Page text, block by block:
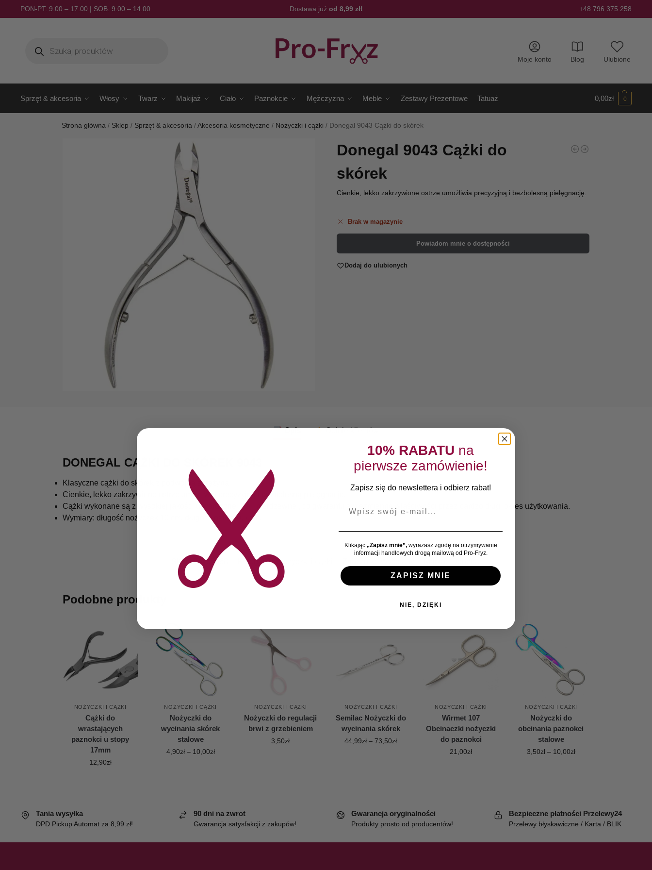
PON-PT: 9:00 – 17:00 | SOB: 9:00 – 14:00 Dostawa już od 8,99 zł! +48 796 375 258
Moje konto Blog Ulubione
Sprzęt & akcesoria Włosy Twarz Makijaż Ciało Paznokcie Mężczyzna Meble Zestawy Prezentowe Tatuaż 0,00zł 0
Strona główna / Sklep / Sprzęt & akcesoria /Akcesoria kosmetyczne / Nożyczki i cążki / Donegal 9043 Cążki do skórek
Donegal 9043 Cążki do
skórek
Cienkie, lekko zakrzywione ostrze umożliwia precyzyjną i bezbolesną pielęgnację.
Brak w magazynie
Powiadom mnie o dostępności
Dodaj do ulubionych
Opis Opinie klientów
DONEGAL CĄŻKI DO SKÓREK 9043
Klasyczne cążki do skórek z podwójną sprężyną.
Cienkie, lekko zakrzywione ostrze umożliwia precyzyjną i bezbolesną pielęgnację.
Cążki wykonane są z wysokiej jakości utwardzonej stali nierdzewnej, co gwarantuje niezmienne właściwości przez bardzo długi okres użytkowania.
Wymiary: długość nożyczek 10 cm, długość ostrza 0,5 cm.
SKU: TW05668 Kategoria: Nożyczki i cążki
Podobne produkty
NOŻYCZKI I CĄŻKI
Cążki do
wrastających
paznokci u stopy
17mm
12,90zł
NOŻYCZKI I CĄŻKI
Nożyczki do
wycinania skórek
stalowe
4,90zł – 10,00zł
NOŻYCZKI I CĄŻKI
Nożyczki do regulacji
brwi z grzebieniem
3,50zł
NOŻYCZKI I CĄŻKI
Semilac Nożyczki do
wycinania skórek
44,99zł – 73,50zł
NOŻYCZKI I CĄŻKI
Wirmet 107
Obcinaczki nożyczki
do paznokci
21,00zł
NOŻYCZKI I CĄŻKI
Nożyczki do
obcinania paznokci
stalowe
3,50zł – 10,00zł
Tania wysyłka
DPD Pickup Automat za 8,99 zł!
90 dni na zwrot
Gwarancja satysfakcji z zakupów!
Gwarancja oryginalności
Produkty prosto od producentów!
Bezpieczne płatności Przelewy24
Przelewy błyskawiczne / Karta / BLIK
10% RABATU na
pierwsze zamówienie!
Zapisz się do newslettera i odbierz rabat!
Klikając „Zapisz mnie”,wyrażasz zgodę na otrzymywanie
informacji handlowych drogą mailową od Pro-Fryz.
ZAPISZ MNIE
NIE, DZIĘKI